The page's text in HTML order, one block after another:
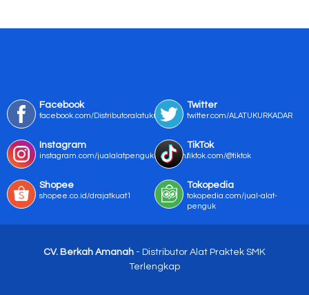
Facebook
facebook.com/Distributoralatukur
Twitter
twitter.com/ALATUKURKADAR
Instagram
instagram.com/jualalatpengukurmurah/
TikTok
tiktok.com/@tiktok
Shopee
shopee.co.id/drajatkuat1
Tokopedia
tokopedia.com/jual-alat-
penguk
CV. Berkah Amanah - Distributor Alat Praktek SMK
Terlengkap